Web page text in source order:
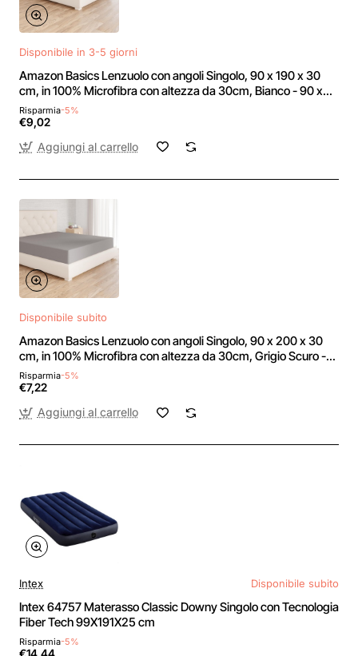
Disponibile in 3-5 giorni
Amazon Basics Lenzuolo con angoli Singolo, 90 x 190 x 30
cm, in 100% Microfibra con altezza da 30cm, Bianco - 90 x
190 x 30 cm Bianco
Risparmia-5%
€9,02
Aggiungi al carrello
Disponibile subito
Amazon Basics Lenzuolo con angoli Singolo, 90 x 200 x 30
cm, in 100% Microfibra con altezza da 30cm, Grigio Scuro -
90 x 200 x 30 cm Grigio Scuro
Risparmia-5%
€7,22
Aggiungi al carrello
Intex Disponibile subito
Intex 64757 Materasso Classic Downy Singolo con Tecnologia
Fiber Tech 99X191X25 cm
Risparmia-5%